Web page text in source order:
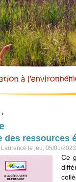
Aller
ici
›
des ressources
Laurence le jeu, 05/01/
Ce